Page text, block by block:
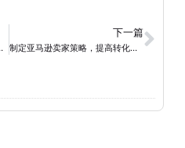
稳健扩展业务
下一篇
制定亚马逊卖家策略，提高转化率：让你的产品在亚马逊中脱颖而出的实战策略